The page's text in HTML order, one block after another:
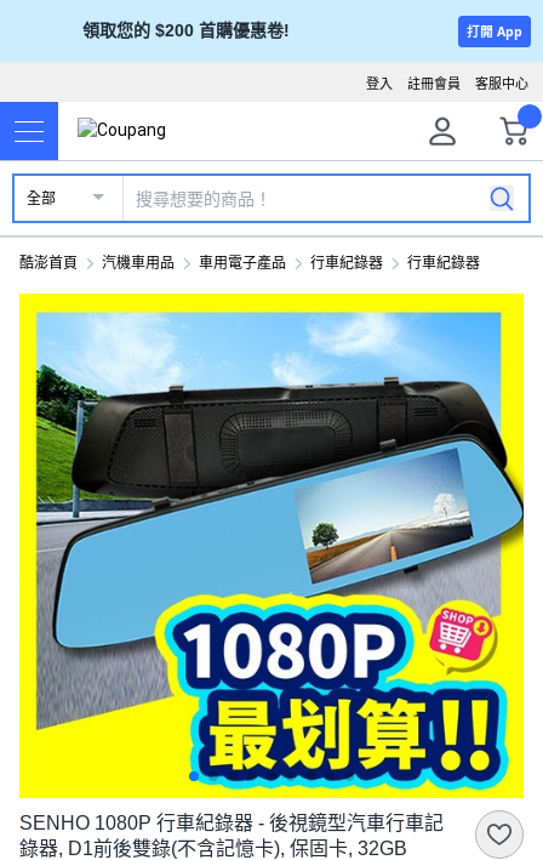
領取您的 $200 首購優惠卷! 打開 App
客服中心
註冊會員
登入
全部
酷澎首頁 汽機車用品 車用電子產品 行車紀錄器 行車紀錄器
SENHO 1080P 行車紀錄器 - 後視鏡型汽車行車記
錄器, D1前後雙錄(不含記憶卡), 保固卡, 32GB